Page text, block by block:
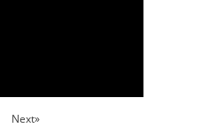
Next»